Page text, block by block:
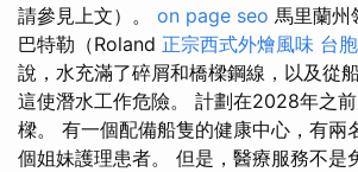
請參見上文）。 on page seo 馬里蘭州
巴特勒（Roland 正宗西式外燴風味 台
說，水充滿了碎屑和橋樑鋼線，以及從
這使潛水工作危險。 計劃在2028年之
樑。 有一個配備船隻的健康中心，有兩
個姐妹護理患者。 但是，醫療服務不是